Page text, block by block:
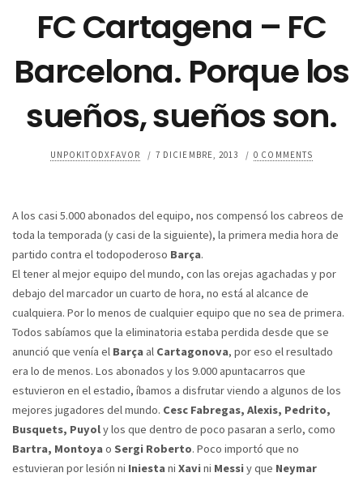
FC Cartagena – FC
Barcelona. Porque los
sueños, sueños son.
UNPOKITODXFAVOR / 7 DICIEMBRE, 2013 / 0 COMMENTS
A los casi 5.000 abonados del equipo, nos compensó los cabreos de
toda la temporada (y casi de la siguiente), la primera media hora de
partido contra el todopoderoso Barça.
El tener al mejor equipo del mundo, con las orejas agachadas y por
debajo del marcador un cuarto de hora, no está al alcance de
cualquiera. Por lo menos de cualquier equipo que no sea de primera.
Todos sabíamos que la eliminatoria estaba perdida desde que se
anunció que venía el Barça al Cartagonova, por eso el resultado
era lo de menos. Los abonados y los 9.000 apuntacarros que
estuvieron en el estadio, íbamos a disfrutar viendo a algunos de los
mejores jugadores del mundo. Cesc Fabregas, Alexis, Pedrito,
Busquets, Puyoly los que dentro de poco pasaran a serlo, como
Bartra, Montoyao Sergi Roberto. Poco importó que no
estuvieran por lesión ni Iniestani Xavini Messiy que Neymar